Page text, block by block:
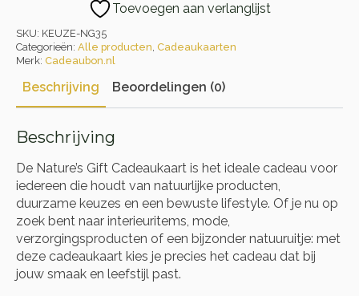
🎁 35.
🎁 1.
Toevoegen aan verlanglijst
SKU: KEUZE-NG35
Categorieën: Alle producten, Cadeaukaarten
Merk: Cadeaubon.nl
Beschrijving Beoordelingen (0)
Beschrijving
De Nature’s Gift Cadeaukaart is het ideale cadeau voor
iedereen die houdt van natuurlijke producten,
duurzame keuzes en een bewuste lifestyle. Of je nu op
zoek bent naar interieuritems, mode,
verzorgingsproducten of een bijzonder natuuruitje: met
deze cadeaukaart kies je precies het cadeau dat bij
jouw smaak en leefstijl past.